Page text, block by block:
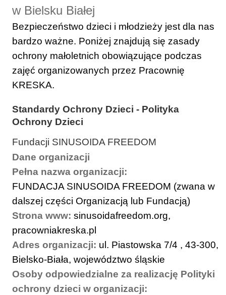
w Bielsku Białej
Bezpieczeństwo dzieci i młodzieży jest dla nas
bardzo ważne. Poniżej znajdują się zasady
ochrony małoletnich obowiązujące podczas
zajęć organizowanych przez Pracownię
KRESKA.
Standardy Ochrony Dzieci - Polityka
Ochrony Dzieci
Fundacji SINUSOIDA FREEDOM
Dane organizacji
Pełna nazwa organizacji:
FUNDACJA SINUSOIDA FREEDOM (zwana w
dalszej części Organizacją lub Fundacją)
Strona www: sinusoidafreedom.org,
pracowniakreska.pl
Adres organizacji: ul. Piastowska 7/4 , 43-300,
Bielsko-Biała, województwo śląskie
Osoby odpowiedzialne za realizację Polityki
ochrony dzieci w organizacji: